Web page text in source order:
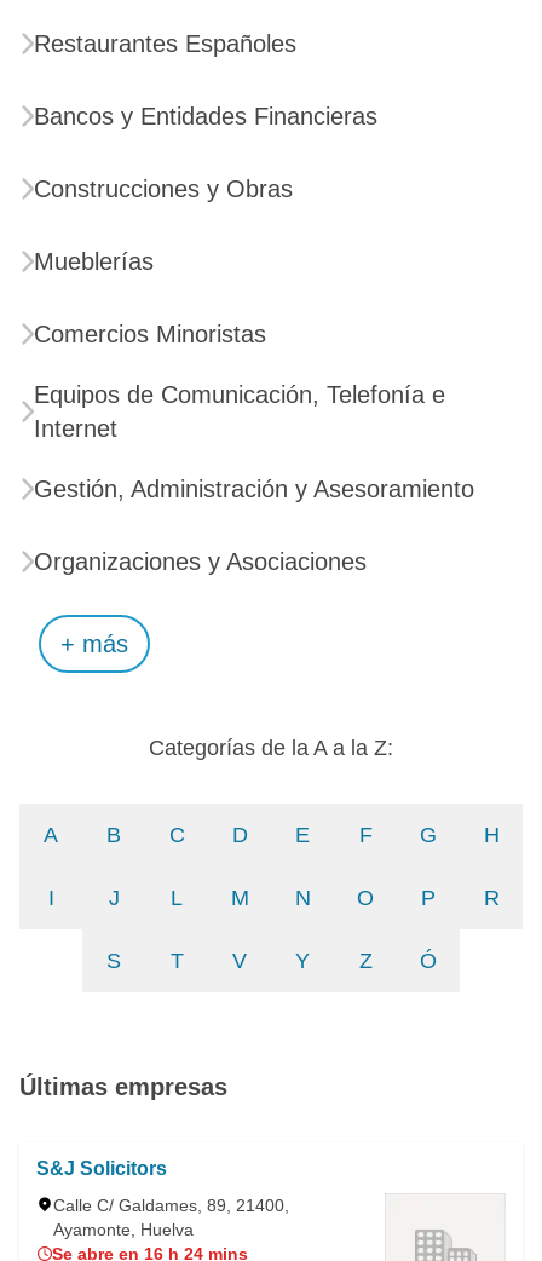
Restaurantes Españoles
Bancos y Entidades Financieras
Construcciones y Obras
Mueblerías
Comercios Minoristas
Equipos de Comunicación, Telefonía e
Internet
Gestión, Administración y Asesoramiento
Organizaciones y Asociaciones
+ más
Categorías de la A a la Z:
A B C D E F G H
I J L M N O P R
S T V Y Z Ó
Últimas empresas
S&J Solicitors
Calle C/ Galdames, 89, 21400,
Ayamonte, Huelva
Se abre en 16 h 24 mins